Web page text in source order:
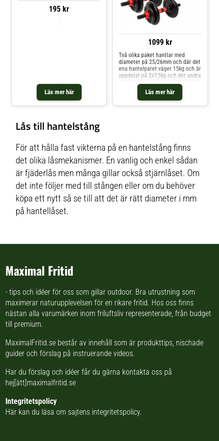
195 kr
Läs mer här
1099 kr
Läs mer här
Två olika paket hantlar med
diameter på 25/26mm och där det
ena hantelparet väger 15kg och är
uppdelat på 2x7,5kg och det andra
väger 25kg och är uppdelat på
2x12,5kg. Hantelstängerna har en
diameter poå 25mm och passar
sledes till viktksivor som har
vikten. Att tänka på är att
viktområdet på vardera sida av
hantelstängerna är 11,25cm och
att viktskivan på 1,25kg är 2cm
bred och viktskivan på 2,5kg är
2,2cm bred. Med detta kan det va
så att du inte får på samtliga
bra om stjärnlåset även får gänga
Lås till hantelstång
För att hålla fast vikterna på en hantelstång finns
det olika låsmekanismer. En vanlig och enkel sådan
är fjäderlås men många gillar också stjärnlåset. Om
det inte följer med till stången eller om du behöver
köpa ett nytt så se till att det är rätt diameter i mm
på hantellåset.
Maximal Fritid
- tips och idéer för oss som gillar outdoor. Bra utrustning som
maximerar naturupplevelsen för en rikare fritid. Hos oss finns
nästanalla varumärken inom friluftsliv representerade, från budget
till premium.
MaximalFritid.se består av innehåll som är produkttips, nischade
guider och förslag på instruerande videos.
Har du förslag och idéer får du gärna kontakta oss på
hej[ätt]maximalfritid.se
Integritetspolicy
Här kan du läsa om sajtens integritetspolicy.